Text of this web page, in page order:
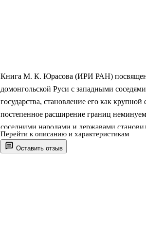
Оставить отзыв
Книга М. К. Юрасова (ИРИ РАН)
домонгольской Руси с западными
государства, становление его как
постепенное расширение границ
соседними народами и державами
многогранными. Русские князья из
Святого до Владимира Мономаха всегда
Перейти к описанию и характеристикам